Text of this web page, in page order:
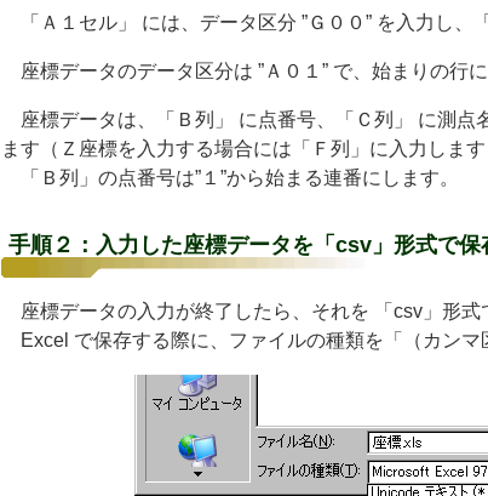
「Ａ１セル」 には、データ区分 ”Ｇ００” を入力し、
座標データのデータ区分は ”Ａ０１” で、始まりの行に
座標データは、「Ｂ列」 に点番号、「Ｃ列」 に測点
ます（Ｚ座標を入力する場合には「Ｆ列」に入力します
「Ｂ列」の点番号は”１”から始まる連番にします。
手順２：入力した座標データを「csv」形式で保
座標データの入力が終了したら、それを 「csv」形式
Excel で保存する際に、ファイルの種類を「（カンマ